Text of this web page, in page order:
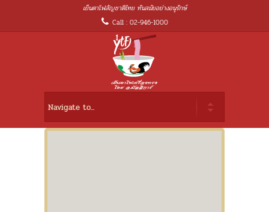
เย็นตาโฟสัญชาติไทย ทันสมัยอย่างอนุรักษ์
Call : 02-946-1000